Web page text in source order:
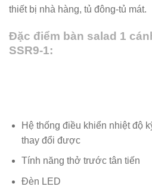
thiết bị nhà hàng, tủ đông-tủ mát.
Đặc điểm bàn salad 1
SSR9-1:
Hệ thống điều khiển nhiệt độ
thay đổi được
Tính năng thở trước tân tiến
Đèn LED